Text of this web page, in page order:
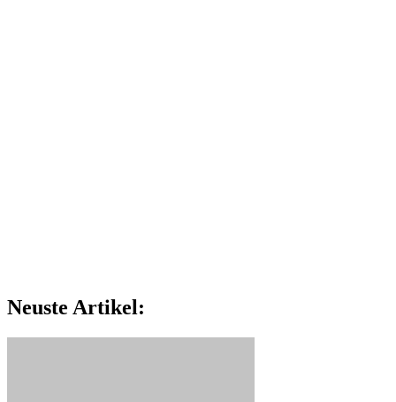
Neuste Artikel: